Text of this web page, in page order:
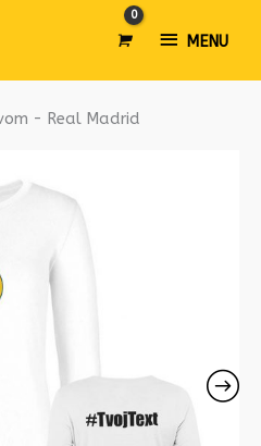
MENU
MENU
- Real Madrid